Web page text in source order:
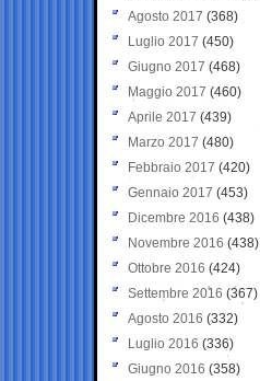
Agosto 2017 (368)
Luglio 2017 (450)
Giugno 2017 (468)
Maggio 2017 (460)
Aprile 2017 (439)
Marzo 2017 (480)
Febbraio 2017 (420)
Gennaio 2017 (453)
Dicembre 2016 (438)
Novembre 2016 (438)
Ottobre 2016 (424)
Settembre 2016 (367)
Agosto 2016 (332)
Luglio 2016 (336)
Giugno 2016 (358)